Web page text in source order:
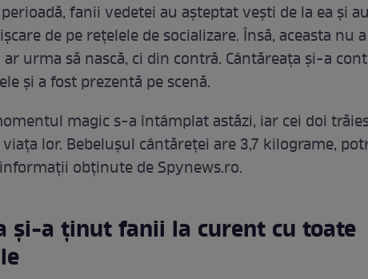
fanii vedetei au așteptat vești de la ea și
de pe rețelele de socializare. Însă, aceasta nu
ar urma să nască, ci din contră. Cântăreața și-a
și a fost prezentă pe scenă.
magic s-a întâmplat astăzi, iar cei doi
lor. Bebelușul cântăreței are 3,7 kilograme,
obținute de Spynews.ro.
și-a ținut fanii la curent cu toate